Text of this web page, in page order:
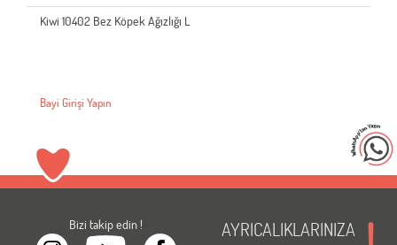
Kiwi 10402 Bez Köpek Ağızlığı L
Bayi Girişi Yapın
Bizi takip edin !
AYRICALIKLARINIZA